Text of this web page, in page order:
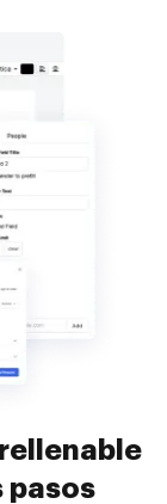
pasos